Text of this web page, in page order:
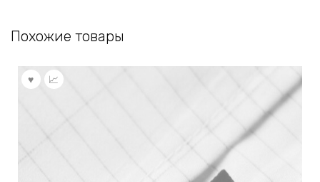
Похожие товары